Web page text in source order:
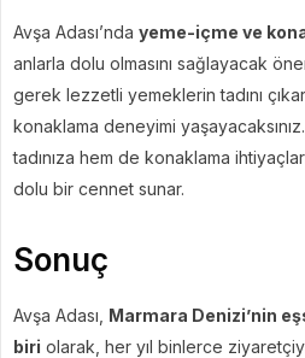
Avşa Adası’nda yeme-içme ve
anlarla dolu olmasını sağlayacak
gerek lezzetli yemeklerin tadını
konaklama deneyimi
tadınıza hem de konaklama
dolu bir cennet sunar.
Sonuç
Avşa Adası, Marmara Denizi’nin
biri olarak, her yıl binlerce